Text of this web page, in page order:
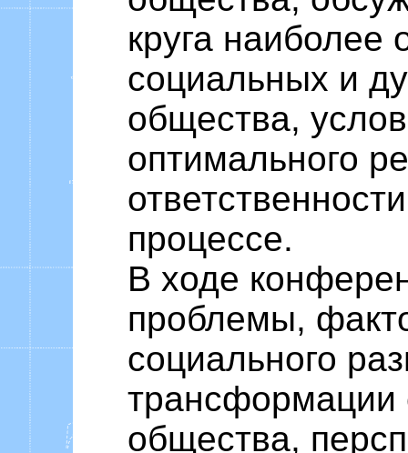
круга наиболее
социальных и
общества,
оптимального
процессе.
В ходе
проблемы,
социального
трансформации
общества,